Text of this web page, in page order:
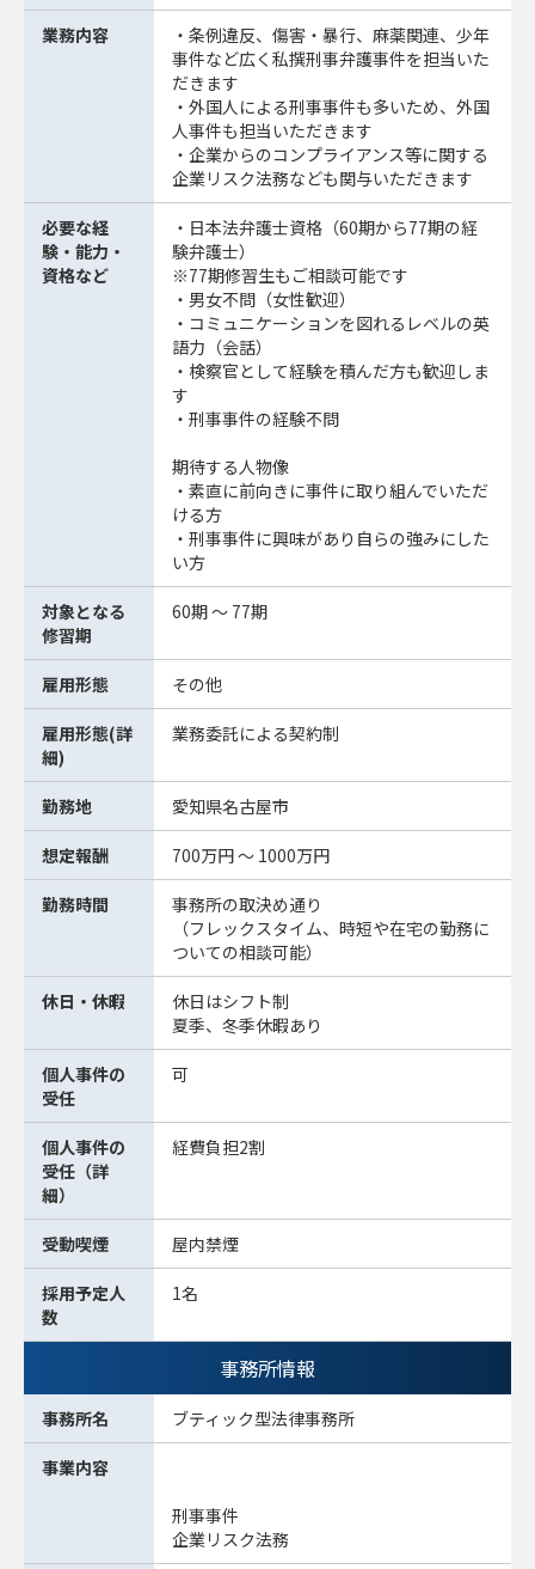
業務内容
・条例違反、傷害・暴行、麻薬関連、少年
事件など広く私撰刑事弁護事件を担当いた
だきます
・外国人による刑事事件も多いため、外国
人事件も担当いただきます
・企業からのコンプライアンス等に関する
企業リスク法務なども関与いただきます
必要な経
験・能力・
資格など
・日本法弁護士資格（60期から77期の経
験弁護士）
※77期修習生もご相談可能です
・男女不問（女性歓迎）
・コミュニケーションを図れるレベルの英
語力（会話）
・検察官として経験を積んだ方も歓迎しま
す
・刑事事件の経験不問
期待する人物像
・素直に前向きに事件に取り組んでいただ
ける方
・刑事事件に興味があり自らの強みにした
い方
対象となる
修習期
60期 ～ 77期
雇用形態 その他
雇用形態(詳
細)
業務委託による契約制
勤務地 愛知県名古屋市
想定報酬 700万円 ～ 1000万円
勤務時間
事務所の取決め通り
（フレックスタイム、時短や在宅の勤務に
ついての相談可能）
休日・休暇
休日はシフト制
夏季、冬季休暇あり
個人事件の
受任
可
個人事件の
受任（詳
細）
経費負担2割
受動喫煙 屋内禁煙
採用予定人
数
1名
事務所情報
事務所名 ブティック型法律事務所
事業内容
刑事事件
企業リスク法務